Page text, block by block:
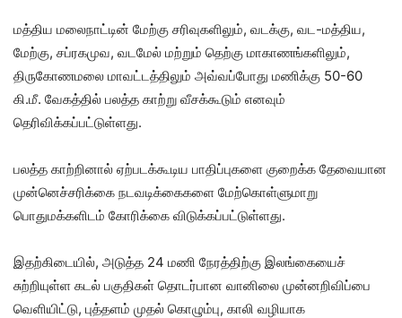
மத்திய மலைநாட்டின் மேற்கு சரிவுகளிலும், வடக்கு, வட-மத்திய,
மேற்கு, சப்ரகமுவ, வடமேல் மற்றும் தெற்கு மாகாணங்களிலும்,
திருகோணமலை மாவட்டத்திலும் அவ்வப்போது மணிக்கு 50-60
கி.மீ. வேகத்தில் பலத்த காற்று வீசக்கூடும் எனவும்
தெரிவிக்கப்பட்டுள்ளது.
பலத்த காற்றினால் ஏற்படக்கூடிய பாதிப்புகளை குறைக்க தேவையான
முன்னெச்சரிக்கை நடவடிக்கைகளை மேற்கொள்ளுமாறு
பொதுமக்களிடம் கோரிக்கை விடுக்கப்பட்டுள்ளது.
இதற்கிடையில், அடுத்த 24 மணி நேரத்திற்கு இலங்கையைச்
சுற்றியுள்ள கடல் பகுதிகள் தொடர்பான வானிலை முன்னறிவிப்பை
வெளியிட்டு, புத்தளம் முதல் கொழும்பு, காலி வழியாக